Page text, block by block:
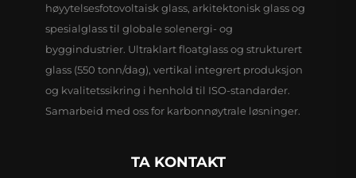
høyytelsesfotovoltaisk glass, arkitektonisk glass og
spesialglass til globale solenergi- og
byggindustrier. Ultraklart floatglass og strukturert
glass (550 tonn/dag), vertikal integrert produksjon
og kvalitetssikring i henhold til ISO-standarder.
Samarbeid med oss for karbonnøytrale løsninger.
TA KONTAKT